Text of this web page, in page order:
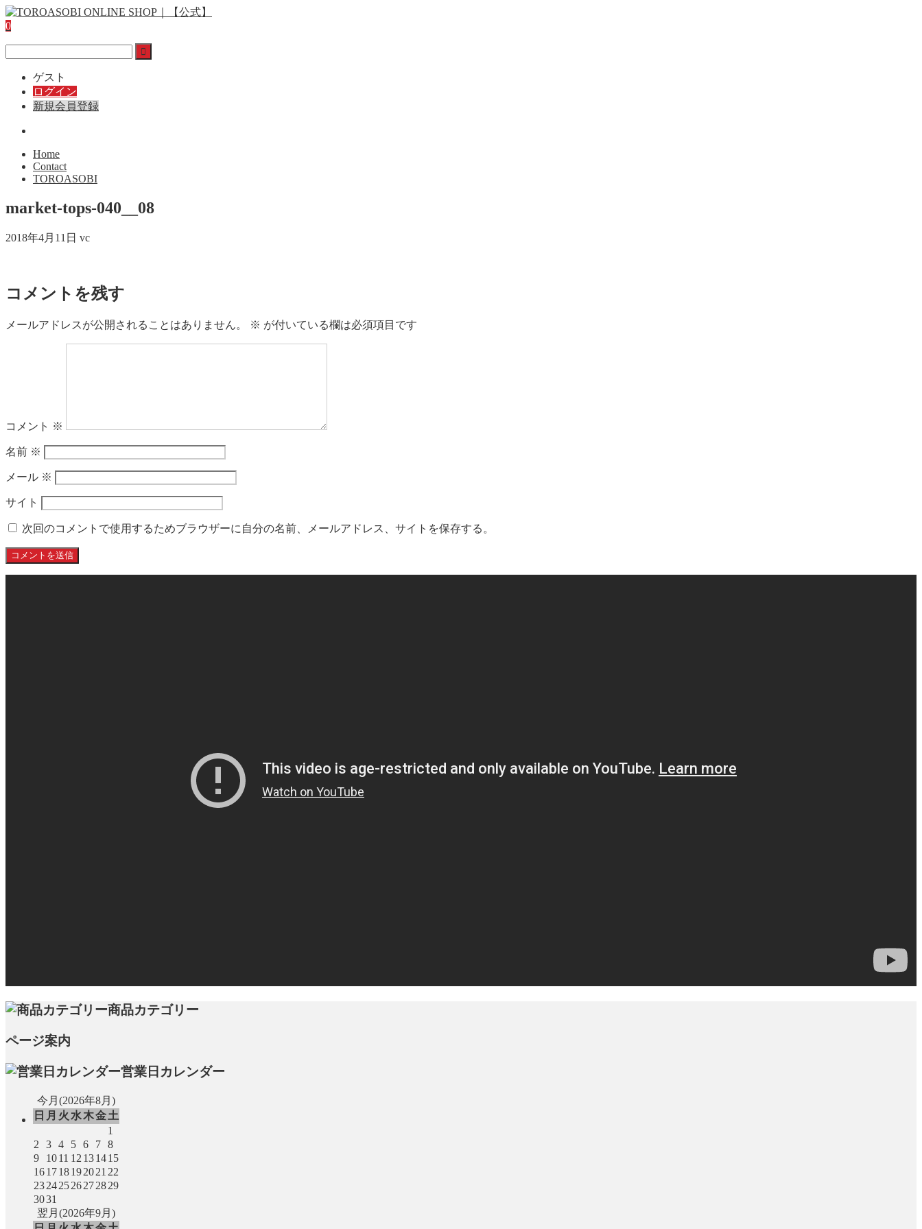
0
ゲスト
ログイン
新規会員登録
Home
Contact
TOROASOBI
market-tops-040__08
2018年4月11日 vc
コメントを残す
メールアドレスが公開されることはありません。 ※ が付いている欄は必須項目です
コメント ※
名前 ※
メール ※
サイト
次回のコメントで使用するためブラウザーに自分の名前、メールアドレス、サイトを保存する。
商品カテゴリー
ページ案内
営業日カレンダー
今月(2026年8月)
日 月 火 水木金土
1
2
3 4 5 6 7 8
9
1011 12 131415
161718192021 22
23242526272829
3031
翌月(2026年9月)